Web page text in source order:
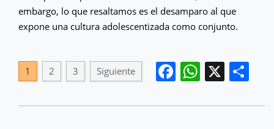
embargo, lo que resaltamos es el desamparo al que
expone una cultura adolescentizada como conjunto.
Facebook
X
1 2 3 Siguiente